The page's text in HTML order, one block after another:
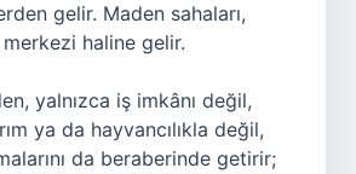
gelir. Maden sahaları,
haline gelir.
yalnızca iş imkânı değil,
ya da hayvancılıkla değil,
da beraberinde getirir;